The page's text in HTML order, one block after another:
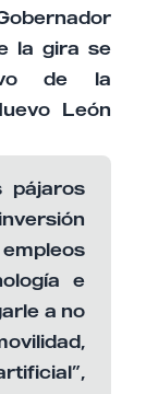
la gira se
de la
León
pájaros
e
a no